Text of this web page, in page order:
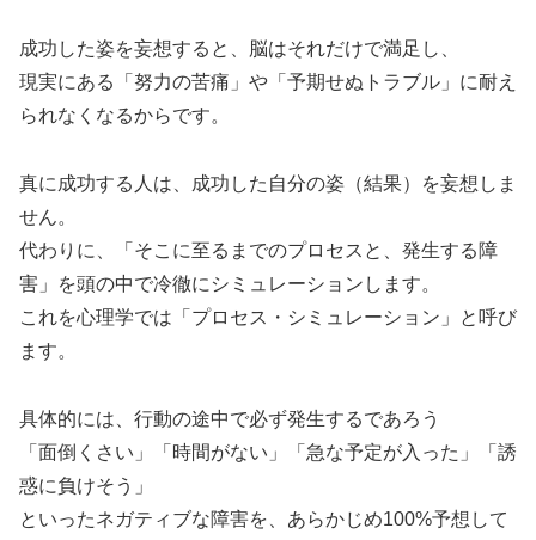
成功した姿を妄想すると、脳はそれだけで満足し、
現実にある「努力の苦痛」や「予期せぬトラブル」に耐え
られなくなるからです。
真に成功する人は、成功した自分の姿（結果）を妄想しま
せん。
代わりに、「そこに至るまでのプロセスと、発生する障
害」を頭の中で冷徹にシミュレーションします。
これを心理学では「プロセス・シミュレーション」と呼び
ます。
具体的には、行動の途中で必ず発生するであろう
「面倒くさい」「時間がない」「急な予定が入った」「誘
惑に負けそう」
といったネガティブな障害を、あらかじめ100%予想して